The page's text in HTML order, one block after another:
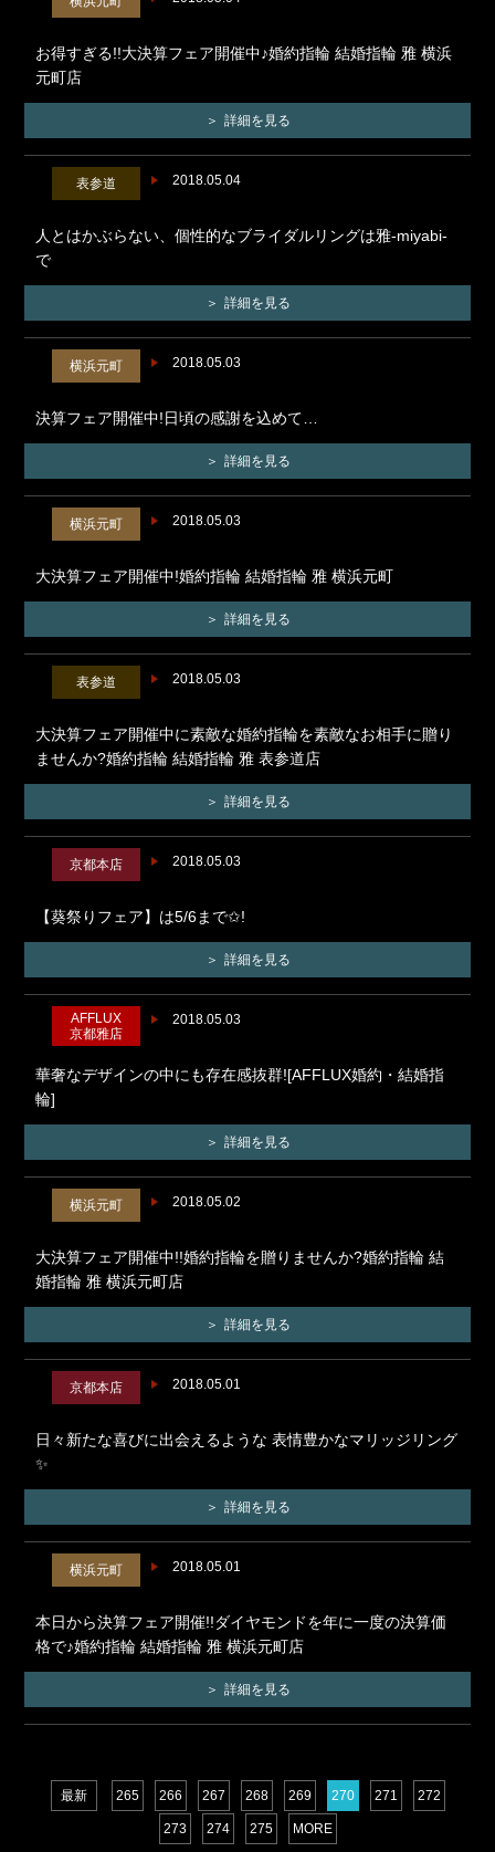
お得すぎる!!大決算フェア開催中♪婚約指輪 結婚指輪 雅 横浜
元町店
詳細を見る
2018.05.04
表参道
人とはかぶらない、個性的なブライダルリングは雅-miyabi-
で
詳細を見る
2018.05.03
横浜元町
決算フェア開催中!日頃の感謝を込めて…
詳細を見る
2018.05.03
横浜元町
大決算フェア開催中!婚約指輪 結婚指輪 雅 横浜元町
詳細を見る
2018.05.03
表参道
大決算フェア開催中に素敵な婚約指輪を素敵なお相手に贈り
ませんか?婚約指輪 結婚指輪 雅 表参道店
詳細を見る
2018.05.03
京都本店
【葵祭りフェア】は5/6まで✩!
詳細を見る
2018.05.03
AFFLUX
京都雅店
華奢なデザインの中にも存在感抜群![AFFLUX婚約・結婚指
輪]
詳細を見る
2018.05.02
横浜元町
大決算フェア開催中!!婚約指輪を贈りませんか?婚約指輪 結
婚指輪 雅 横浜元町店
詳細を見る
2018.05.01
京都本店
日々新たな喜びに出会えるような 表情豊かなマリッジリング
✨
詳細を見る
2018.05.01
横浜元町
本日から決算フェア開催!!ダイヤモンドを年に一度の決算価
格で♪婚約指輪 結婚指輪 雅 横浜元町店
詳細を見る
最新 265 266 267 268 269 270 271 272
273 274 275 MORE